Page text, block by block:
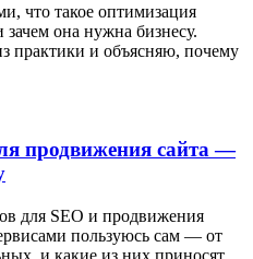
что такое оптимизация
она нужна бизнесу.
практики и объясняю, почему
продвижения сайта —
для SEO и продвижения
пользуюсь сам — от
и какие из них приносят